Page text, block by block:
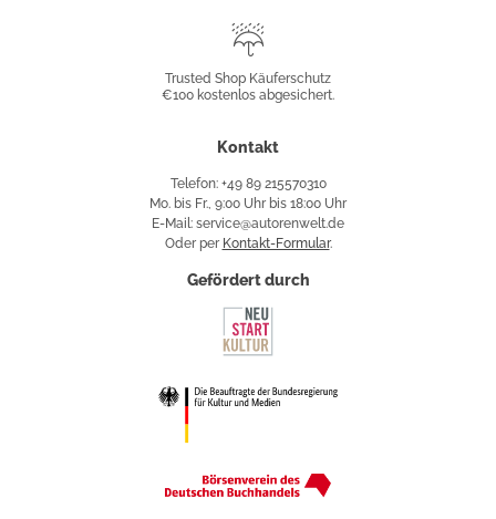
Käuferschutz
Trusted Shop Käuferschutz
€100 kostenlos abgesichert.
Kontakt
Telefon: +49 89 215570310
Mo. bis Fr., 9:00 Uhr bis 18:00 Uhr
E-Mail: service@autorenwelt.de
Oder per Kontakt-Formular.
Gefördert durch